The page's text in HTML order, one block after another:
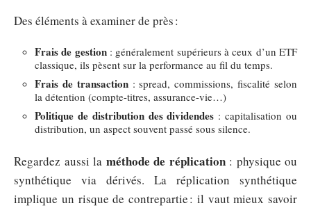
Des éléments à examiner de près :
Frais de gestion: généralement supérieurs à ceux d’un ETF
classique, ils pèsent sur la performance au fil du temps.
Frais de transaction: spread, commissions, fiscalité selon
la détention (compte-titres, assurance-vie…)
Politique de distribution des dividendes : capitalisation ou
distribution, un aspect souvent passé sous silence.
Regardez aussi la méthode de réplication: physique ou
synthétique via dérivés. La réplication synthétique
implique un risque de contrepartie : il vaut mieux savoir